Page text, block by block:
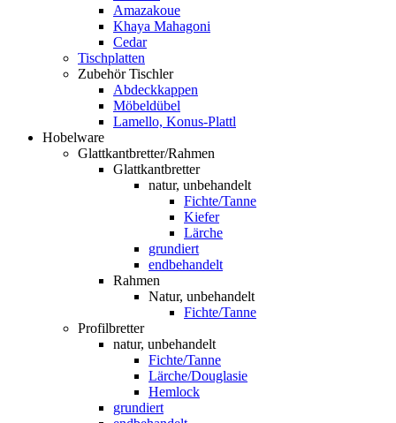
Amazakoue
Khaya Mahagoni
Cedar
Tischplatten
Zubehör Tischler
Abdeckkappen
Möbeldübel
Lamello, Konus-Plattl
Hobelware
Glattkantbretter/Rahmen
Glattkantbretter
natur, unbehandelt
Fichte/Tanne
Kiefer
Lärche
grundiert
endbehandelt
Rahmen
Natur, unbehandelt
Fichte/Tanne
Profilbretter
natur, unbehandelt
Fichte/Tanne
Lärche/Douglasie
Hemlock
grundiert